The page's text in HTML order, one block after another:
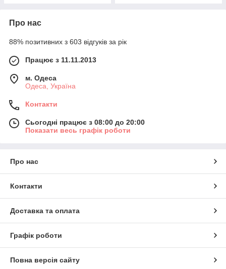
Про нас
88% позитивних з 603 відгуків за рік
Працює з 11.11.2013
м. Одеса
Одеса, Україна
Контакти
Сьогодні працює з 08:00 до 20:00
Показати весь графік роботи
Про нас
Контакти
Доставка та оплата
Графік роботи
Повна версія сайту